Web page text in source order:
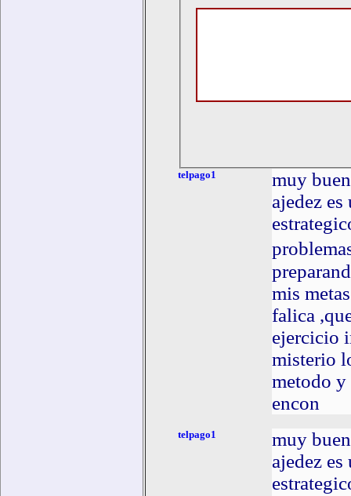
telpago1
muy
ajedez
mis
falica
ejercicio
misterio
metodo y
encon
telpago1
muy
ajedez